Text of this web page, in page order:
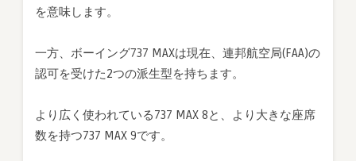
を意味します。
一方、ボーイング737 MAXは現在、連邦航空局(FAA)の
認可を受けた2つの派生型を持ちます。
より広く使われている737 MAX 8と、より大きな座席
数を持つ737 MAX 9です。